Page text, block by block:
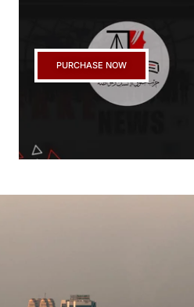
PURCHASE NOW